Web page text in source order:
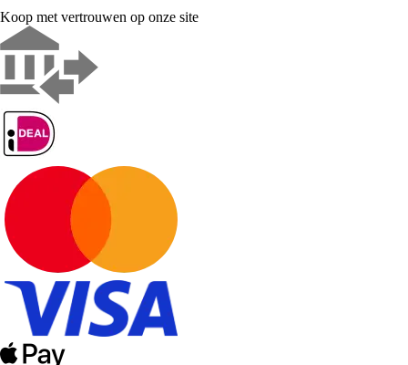
Koop met vertrouwen op onze site